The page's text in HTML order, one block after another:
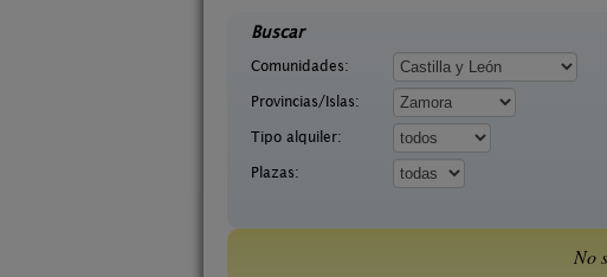
Buscar
Comunidades:
Provincias/Islas:
Tipo alquiler:
Plazas:
No